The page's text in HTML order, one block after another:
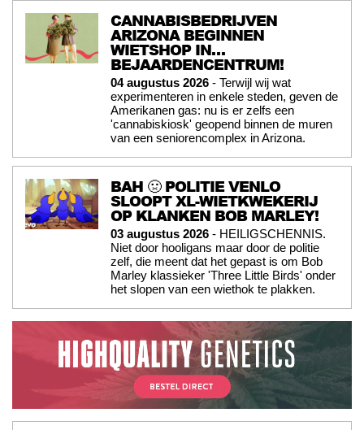
CANNABISBEDRIJVEN
ARIZONA BEGINNEN
WIETSHOP IN…
BEJAARDENCENTRUM!
04 augustus 2026 - Terwijl wij wat
experimenteren in enkele steden, geven de
Amerikanen gas: nu is er zelfs een
'cannabiskiosk' geopend binnen de muren
van een seniorencomplex in Arizona.
BAH 🤢 POLITIE VENLO
SLOOPT XL-WIETKWEKERIJ
OP KLANKEN BOB MARLEY!
03 augustus 2026 - HEILIGSCHENNIS.
Niet door hooligans maar door de politie
zelf, die meent dat het gepast is om Bob
Marley klassieker 'Three Little Birds' onder
het slopen van een wiethok te plakken.